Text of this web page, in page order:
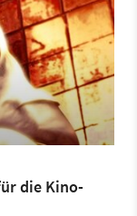
die Kino-